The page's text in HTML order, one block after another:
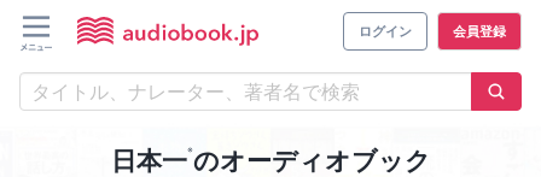
ログイン 会員登録
日本一※のオーディオブック